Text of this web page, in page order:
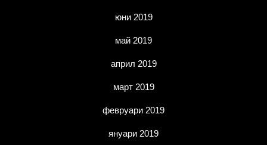
юни 2019
май 2019
април 2019
март 2019
февруари 2019
януари 2019